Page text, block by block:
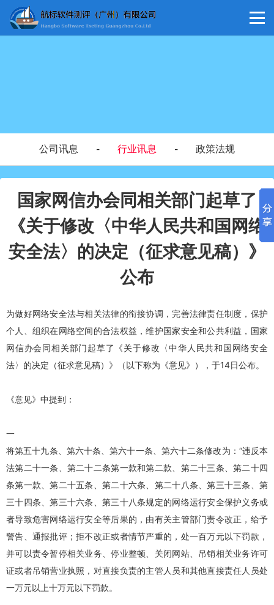
公司讯息 - 行业讯息 - 政策法规
国家网信办会同相关部门起草了
《关于修改〈中华人民共和国网络
安全法〉的决定（征求意见稿）》
公布
为做好网络安全法与相关法律的衔接协调，完善法律责任制度，保护
个人、组织在网络空间的合法权益，维护国家安全和公共利益，国家
网信办会同相关部门起草了《关于修改〈中华人民共和国网络安全
法〉的决定（征求意见稿）》（以下称为《意见》），于14日公布。
《意见》中提到：
一
将第五十九条、第六十条、第六十一条、第六十二条修改为：“违反本
法第二十一条、第二十二条第一款和第二款、第二十三条、第二十四
条第一款、第二十五条、第二十六条、第二十八条、第三十三条、第
三十四条、第三十六条、第三十八条规定的网络运行安全保护义务或
者导致危害网络运行安全等后果的，由有关主管部门责令改正，给予
警告、通报批评；拒不改正或者情节严重的，处一百万元以下罚款，
并可以责令暂停相关业务、停业整顿、关闭网站、吊销相关业务许可
证或者吊销营业执照，对直接负责的主管人员和其他直接责任人员处
一万元以上十万元以下罚款。